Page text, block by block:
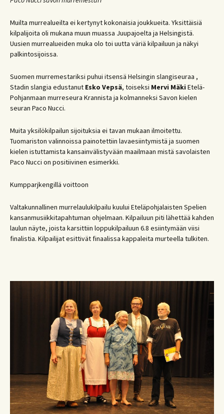
Muilta murrealueilta ei kertynyt kokonaisia joukkueita. Yksittäisiä
kilpalijoita oli mukana muun muassa Juupajoelta ja Helsingistä.
Uusien murrealueiden muka olo toi uutta väriä kilpailuun ja näkyi
palkintosijoissa.
Suomen murremestariksi puhui itsensä Helsingin slangiseuraa ,
Stadin slangia edustanut Esko Vepsä, toiseksi Mervi Mäki Etelä-
Pohjanmaan murreseura Krannista ja kolmanneksi Savon kielen
seuran Paco Nucci.
Muita yksilökilpailun sijoituksia ei tavan mukaan ilmoitettu.
Tuomariston valinnoissa painotettiin lavaesiintymistä ja suomen
kielen istuttamista kansainvälistyvään maailmaan mistä savolaisten
Paco Nucci on positiivinen esimerkki.
Kumpparjkengillä voittoon
Valtakunnallinen murrelaulukilpailu kuului Eteläpohjalaisten Spelien
kansanmusiikkitapahtuman ohjelmaan. Kilpailuun piti lähettää kahden
laulun näyte, joista karsittiin loppukilpailuun 6.8 esiintymään viisi
finalistia. Kilpailijat esittivät finaalissa kappaleita murteella tulkiten.